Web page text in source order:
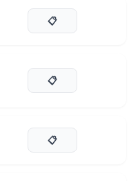
📋
📋
📋